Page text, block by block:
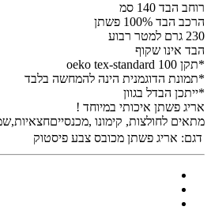
רוחב הבד 140 סמ
הרכב הבד 100% פשתן
230 גרם למטר רבוע
הבד אינו שקוף
*תקן oeko tex-standard 100
*תמונת הדוגמנית הינה להמחשה בלבד
*ייתכן הבדל בגוון
אריג פשתן איכותי במיוחד !
מתאים לחולצות, קימונו
דגם: אריג פשתן מכובס צבע פיסטוק